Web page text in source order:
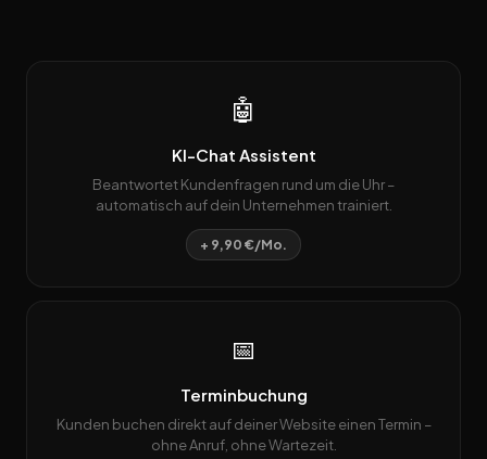
🤖
KI-Chat Assistent
Beantwortet Kundenfragen rund um die Uhr –
automatisch auf dein Unternehmen trainiert.
+ 9,90 €/Mo.
📅
Terminbuchung
Kunden buchen direkt auf deiner Website einen Termin –
ohne Anruf, ohne Wartezeit.